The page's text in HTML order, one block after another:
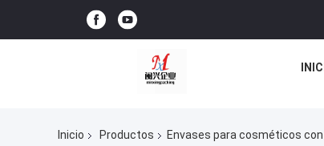
Inicio Productos Envases para cosméticos